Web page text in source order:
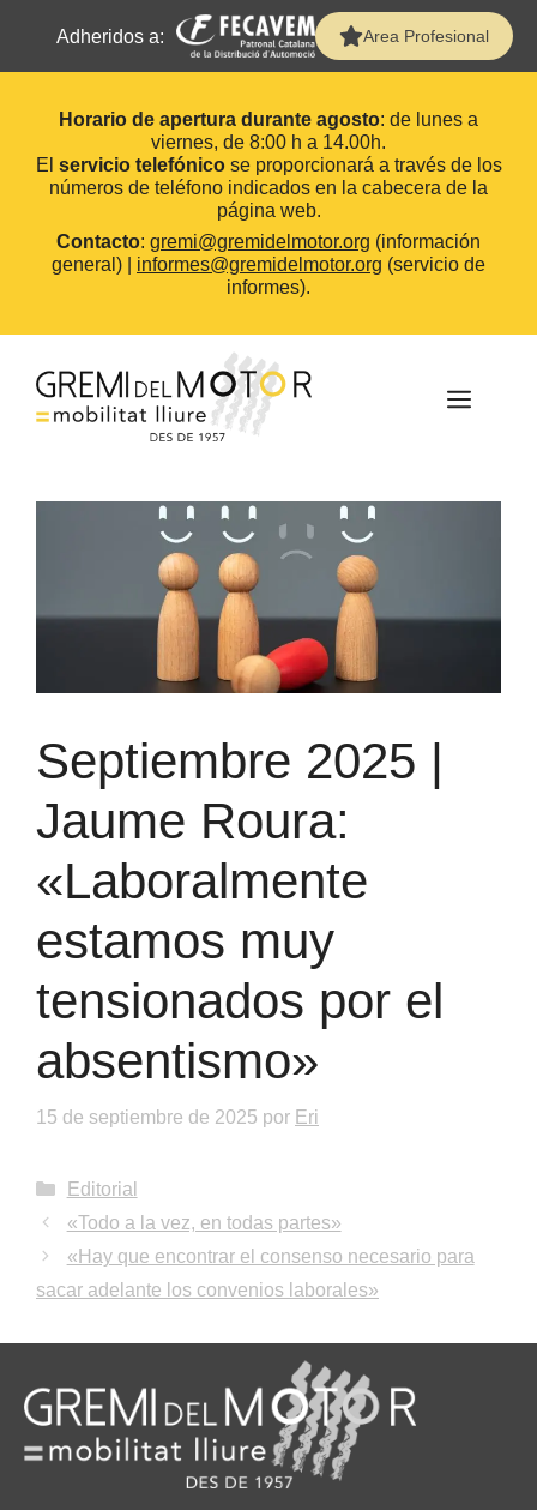
Adheridos a: Area Profesional
Horario de apertura durante agosto: de lunes a
viernes, de 8:00 h a 14.00h.
El servicio telefónicose proporcionará a través de los
números de teléfono indicados en la cabecera de la
página web.
Contacto: gremi@gremidelmotor.org (información
general) | informes@gremidelmotor.org (servicio de
informes).
contenido
Septiembre 2025 |
Jaume Roura:
«Laboralmente
estamos muy
tensionados por el
absentismo»
15 de septiembre de 2025 por Eri
Categorías
Editorial
«Todo a la vez, en todas partes»
«Hay que encontrar el consenso necesario para
sacar adelante los convenios laborales»